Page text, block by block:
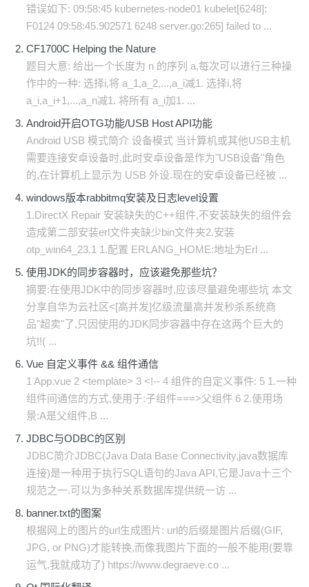
错误如下: 09:58:45 kubernetes-node01 kubelet[6248]:
F0124 09:58:45.902571 6248 server.go:265] failed to ...
CF1700C Helping the Nature
题目大意: 给出一个长度为 n 的序列 a,每次可以进行三种操
作中的一种: 选择i,将 a_1,a_2,...,a_i减1. 选择i,将
a_i,a_i+1,...,a_n减1. 将所有 a_i加1. ...
Android开启OTG功能/USB Host API功能
Android USB 模式简介 设备模式 当计算机或其他USB主机
需要连接安卓设备时,此时安卓设备是作为"USB设备"角色
的,在计算机上显示为 USB 外设.现在的安卓设备已经被 ...
windows版本rabbitmq安装及日志level设置
1.DirectX Repair 安装缺失的C++组件,不安装缺失的组件会
造成第二部安装erl文件夹缺少bin文件夹2.安装
otp_win64_23.1 1.配置 ERLANG_HOME:地址为Erl ...
使用JDK的同步容器时，应该避免那些坑？
摘要:在使用JDK中的同步容器时,应该尽量避免哪些坑 本文
分享自华为云社区<[高并发]亿级流量高并发秒杀系统商
品"超卖"了,只因使用的JDK同步容器中存在这两个巨大的
坑!!( ...
Vue 自定义事件 && 组件通信
1 App.vue 2 <template> 3 <!-- 4 组件的自定义事件: 5 1.一种
组件间通信的方式,使用于:子组件===>父组件 6 2.使用场
景:A是父组件,B ...
JDBC与ODBC的区别
JDBC简介JDBC(Java Data Base Connectivity,java数据库
连接)是一种用于执行SQL语句的Java API,它是Java十三个
规范之一.可以为多种关系数据库提供统一访 ...
banner.txt的图案
根据网上的图片的url生成图片: url的后缀是图片后缀(GIF,
JPG, or PNG)才能转换,而像我图片下面的一般不能用(要靠
运气,我就成功了) https://www.degraeve.co ...